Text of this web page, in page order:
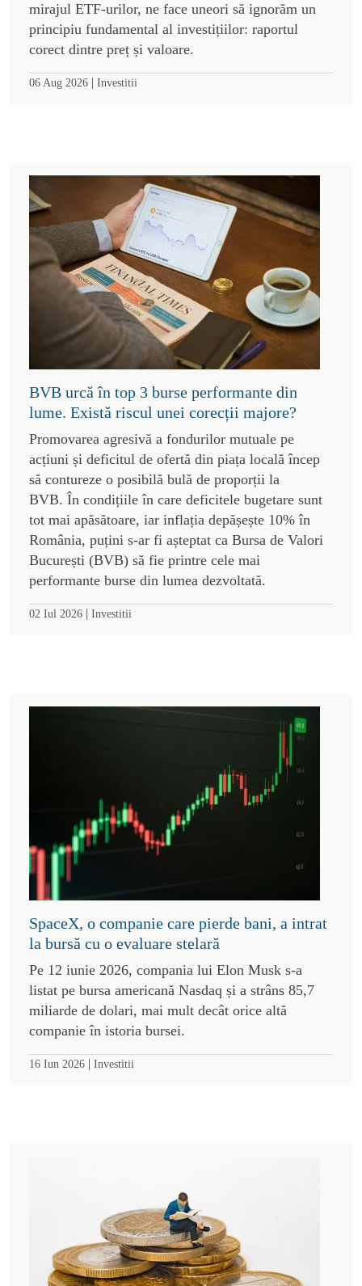
mirajul ETF-urilor, ne face uneori să ignorăm un
principiu fundamental al investițiilor: raportul
corect dintre preț și valoare.
06 Aug 2026 | Investitii
BVB urcă în top 3 burse performante din
lume. Există riscul unei corecții majore?
Promovarea agresivă a fondurilor mutuale pe
acțiuni și deficitul de ofertă din piața locală încep
să contureze o posibilă bulă de proporții la
BVB. În condițiile în care deficitele bugetare sunt
tot mai apăsătoare, iar inflația depășește 10% în
România, puțini s-ar fi așteptat ca Bursa de Valori
București (BVB) să fie printre cele mai
performante burse din lumea dezvoltată.
02 Iul 2026 | Investitii
SpaceX, o companie care pierde bani, a intrat
la bursă cu o evaluare stelară
Pe 12 iunie 2026, compania lui Elon Musk s-a
listat pe bursa americană Nasdaq și a strâns 85,7
miliarde de dolari, mai mult decât orice altă
companie în istoria bursei.
16 Iun 2026 | Investitii